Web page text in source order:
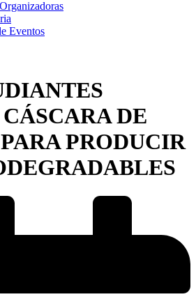
Eventos
DE
PRODUCIR